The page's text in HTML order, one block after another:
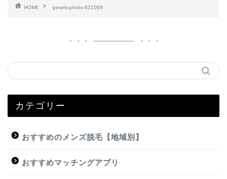
HOME pexels-photo-821069
カテゴリー
おすすめのメンズ脱毛【地域別】
おすすめマッチングアプリ